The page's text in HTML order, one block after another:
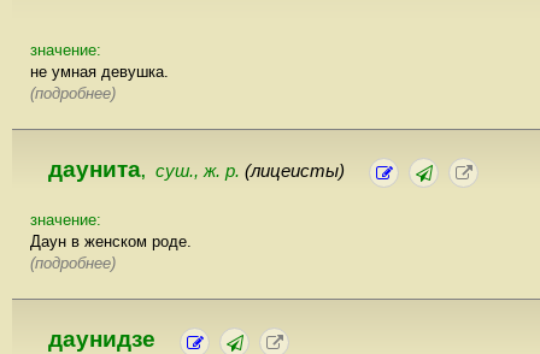
значение:
не умная девушка.
(подробнее)
даунита, суш., ж. р. (лицеисты)
значение:
Даун в женском роде.
(подробнее)
даунидзе